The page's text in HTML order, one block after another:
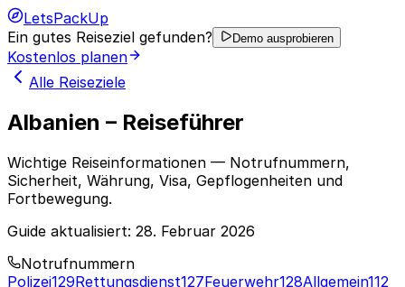
LetsPackUp
Ein gutes Reiseziel gefunden?
Demo ausprobieren
Kostenlos planen
Alle Reiseziele
Albanien – Reiseführer
Wichtige Reiseinformationen — Notrufnummern,
Sicherheit, Währung, Visa, Gepflogenheiten und
Fortbewegung.
Guide aktualisiert: 28. Februar 2026
Notrufnummern
Polizei129Rettungsdienst127Feuerwehr128Allgemein112